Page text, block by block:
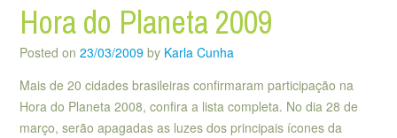
Hora do Planeta 2009
Posted on 23/03/2009 by Karla Cunha
Mais de 20 cidades brasileiras confirmaram participação na
Hora do Planeta 2008, confira a lista completa. No dia 28 de
março, serão apagadas as luzes dos principais ícones da